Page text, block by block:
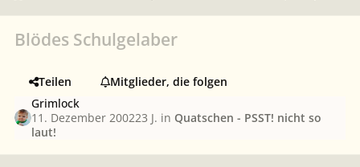
Blödes Schulgelaber
Teilen
Mitglieder, die folgen
Grimlock
11. Dezember 200223 J. in Quatschen - PSST! nicht so
laut!